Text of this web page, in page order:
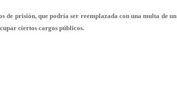
de prisión, que podría ser reemplazada con una multa de un
ciertos cargos públicos.